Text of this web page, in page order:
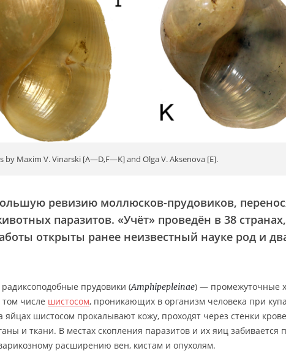
Maxim V. Vinarski [A—D,F—K] and Olga V. Aksenova [E].
ревизию моллюсков-прудовиков,
паразитов. «Учёт» проведён в 38 странах,
открыты ранее неизвестный науке род и
прудовики (Amphipepleinae) — промежуточные
числе шистосом, проникающих в организм человека при
шистосом прокалывают кожу, проходят через стенки
и ткани. В местах скопления паразитов и их яиц забивается
расширению вен, кистам и опухолям.